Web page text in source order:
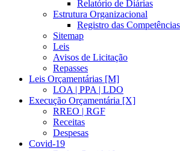
Relatório de Diárias
Estrutura Organizacional
Registro das Competências
Sitemap
Leis
Avisos de Licitação
Repasses
Leis Orçamentárias [M]
LOA | PPA | LDO
Execução Orçamentária [X]
RREO | RGF
Receitas
Despesas
Covid-19